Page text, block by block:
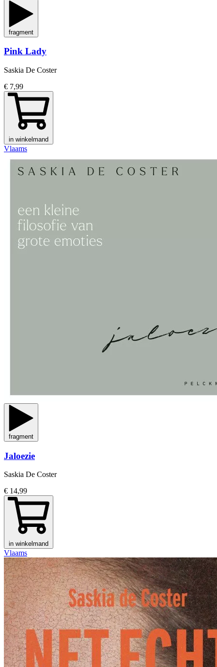
fragment
Pink Lady
Saskia De Coster
€ 7,99
in winkelmand
Vlaams
fragment
Jaloezie
Saskia De Coster
€ 14,99
in winkelmand
Vlaams